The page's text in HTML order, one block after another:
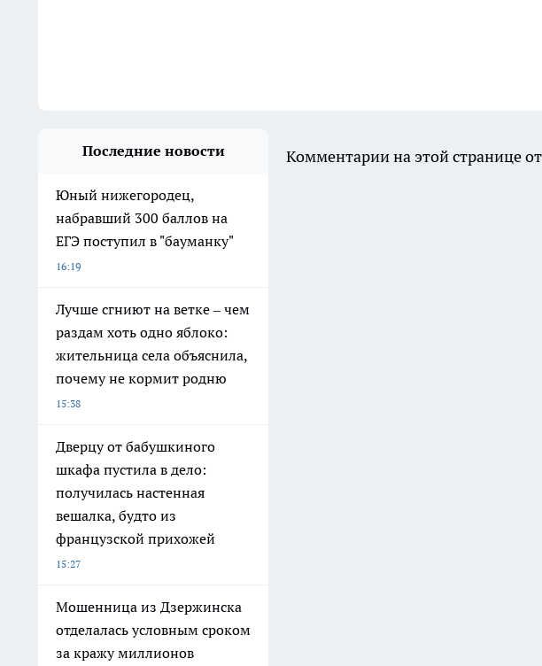
Последние новости
Юный нижегородец,
набравший 300 баллов на
ЕГЭ поступил в "бауманку"
16:19
Лучше сгниют на ветке – чем
раздам хоть одно яблоко:
жительница села объяснила,
почему не кормит родню
15:38
Дверцу от бабушкиного
шкафа пустила в дело:
получилась настенная
вешалка, будто из
французской прихожей
15:27
Мошенница из Дзержинска
отделалась условным сроком
за кражу миллионов
Комментарии на этой странице